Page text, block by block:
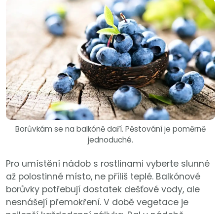
Borůvkám se na balkóně daří. Pěstování je poměrně
jednoduché.
Pro umístění nádob s rostlinami vyberte slunné
až polostinné místo, ne příliš teplé. Balkónové
borůvky potřebují dostatek dešťové vody, ale
nesnášejí přemokření. V době vegetace je